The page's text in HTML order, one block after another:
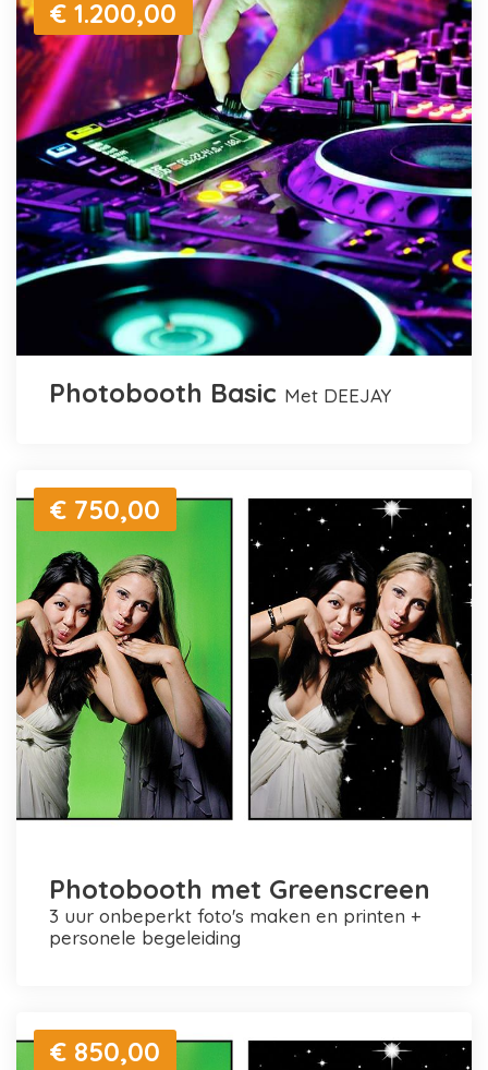
€ 1.200,00
Photobooth Basic met DEEJAY
€ 750,00
Photobooth met Greenscreen
3 uur onbeperkt foto's maken en printen +
personele begeleiding
€ 850,00